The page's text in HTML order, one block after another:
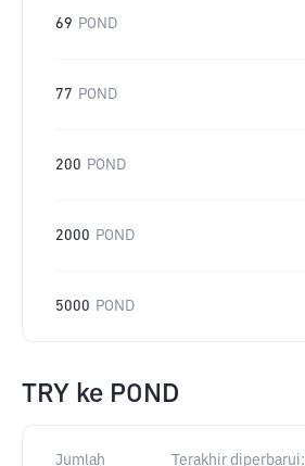
69 POND
77 POND
200 POND
2000 POND
5000 POND
TRY ke POND
Jumlah Terakhir diperbarui: